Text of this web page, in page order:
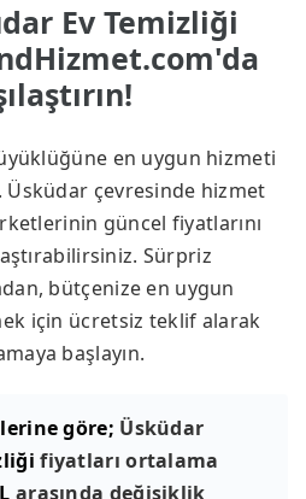
Ev Temizliği
en uygun hizmeti
Üsküdar çevresinde hizmet
güncel fiyatlarını
Sürpriz
bütçenize en uygun
için ücretsiz teklif alarak
başlayın.
göre; Üsküdar
fiyatları ortalama
arasında değişiklik